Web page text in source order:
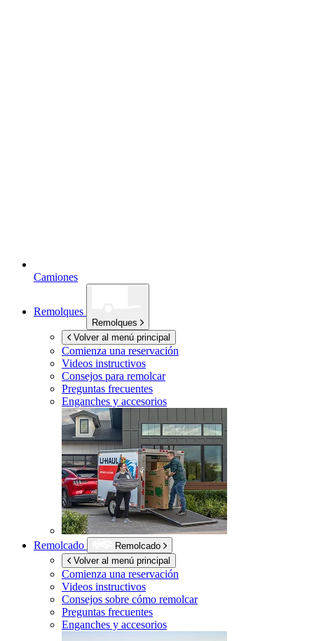
Camiones
Remolques
Remolques
Volver al menú principal
Comienza una reservación
Videos instructivos
Consejos para remolcar
Preguntas frecuentes
Enganches y accesorios
Remolcado
Remolcado
Volver al menú principal
Comienza una reservación
Videos instructivos
Consejos sobre cómo remolcar
Preguntas frecuentes
Enganches y accesorios